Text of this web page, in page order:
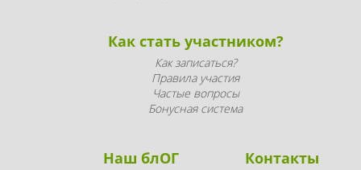
Как стать участником?
Как записаться?
Правила участия
Частые вопросы
Бонусная система
Наш блОГ Контакты